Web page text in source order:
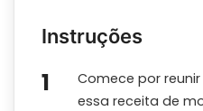
Instruções
Comece por
essa receita de